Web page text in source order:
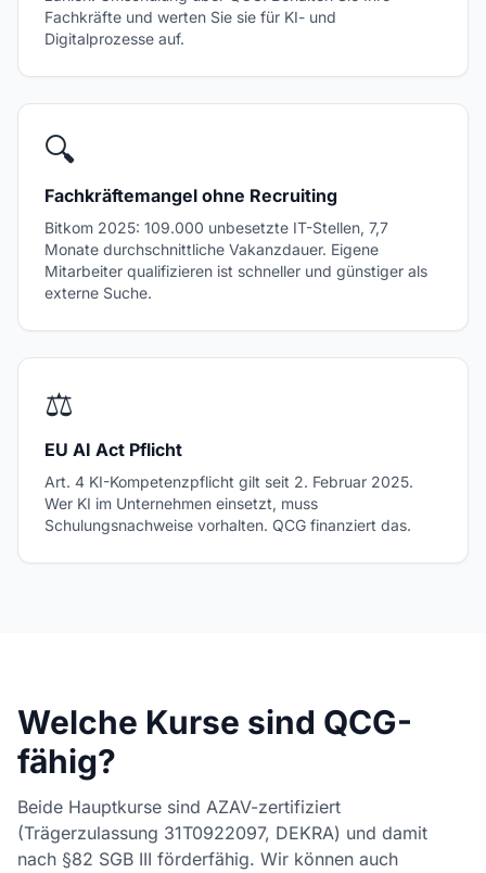
Fachkräfte und werten Sie sie für KI- und
Digitalprozesse auf.
🔍
Fachkräftemangel ohne Recruiting
Bitkom 2025: 109.000 unbesetzte IT-Stellen, 7,7
Monate durchschnittliche Vakanzdauer. Eigene
Mitarbeiter qualifizieren ist schneller und günstiger als
externe Suche.
⚖
EU AI Act Pflicht
Art. 4 KI-Kompetenzpflicht gilt seit 2. Februar 2025.
Wer KI im Unternehmen einsetzt, muss
Schulungsnachweise vorhalten. QCG finanziert das.
Welche Kurse sind QCG-
fähig?
Beide Hauptkurse sind AZAV-zertifiziert
(Trägerzulassung 31T0922097, DEKRA) und damit
nach §82 SGB III förderfähig. Wir können auch